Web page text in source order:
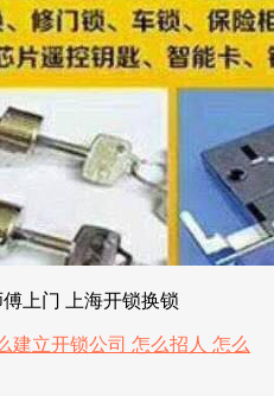
上门 上海开锁换锁